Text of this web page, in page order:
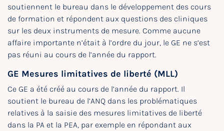
soutiennent le bureau dans le développement des cours
de formation et répondent aux questions des cliniques
sur les deux instruments de mesure. Comme aucune
affaire importante n’était à l’ordre du jour, le GE ne s’est
pas réuni au cours de l’année du rapport.
GE Mesures limitatives de liberté (MLL)
Ce GE a été créé au cours de l’année du rapport. Il
soutient le bureau de l’ANQ dans les problématiques
relatives à la saisie des mesures limitatives de liberté
dans la PA et la PEA, par exemple en répondant aux